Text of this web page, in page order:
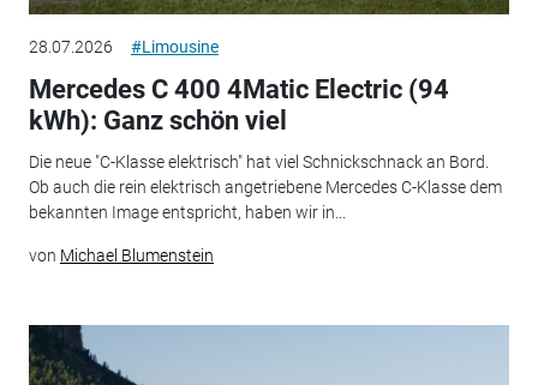
28.07.2026 #Limousine
Mercedes C 400 4Matic Electric (94
kWh): Ganz schön viel
Die neue "C-Klasse elektrisch" hat viel Schnickschnack an Bord.
Ob auch die rein elektrisch angetriebene Mercedes C-Klasse dem
bekannten Image entspricht, haben wir in...
von Michael Blumenstein